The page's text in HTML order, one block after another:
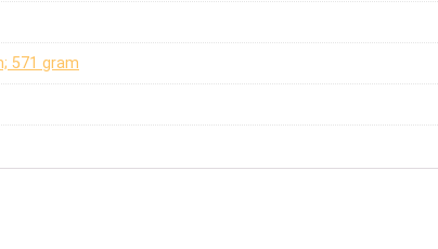
571 gram